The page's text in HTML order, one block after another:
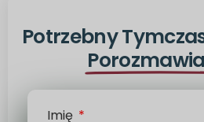
Potrzebny
Imię